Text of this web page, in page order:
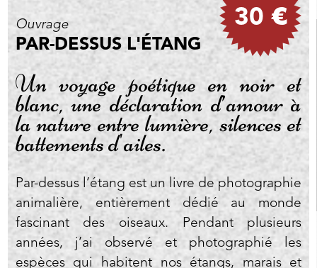
30 €
Ouvrage
PAR-DESSUS L'ÉTANG
Un voyage poétique en noir et
blanc, une déclaration d’amour à
la nature entre lumière, silences et
battements d'ailes.
Par-dessus l’étang est un livre de photographie
animalière, entièrement dédié au monde
fascinant des oiseaux. Pendant plusieurs
années, j’ai observé et photographié les
espèces qui habitent nos étangs, marais et